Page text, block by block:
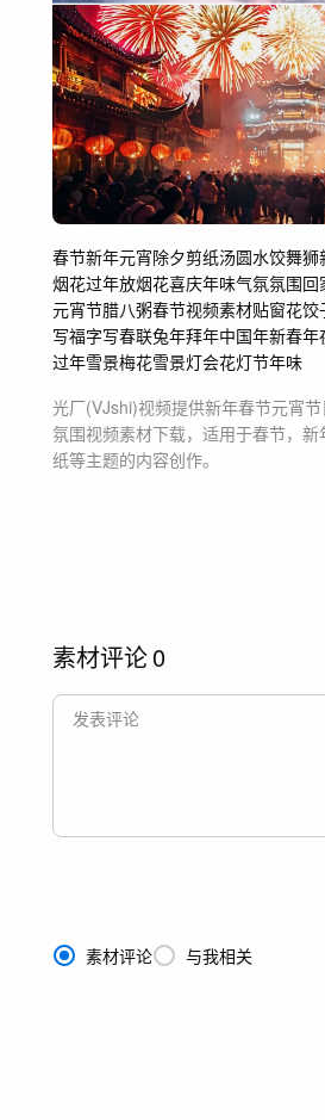
春节新年元宵除夕剪纸汤圆水饺舞狮
烟花过年放烟花喜庆年味气氛氛围回
元宵节腊八粥春节视频素材贴窗花饺
写福字写春联兔年拜年中国年新春年
过年雪景梅花雪景灯会花灯节年味
光厂(VJshi)视频提供新年春节元宵
氛围视频素材下载，适用于春节，新
纸等主题的内容创作。
素材评论0
素材评论 与我相关